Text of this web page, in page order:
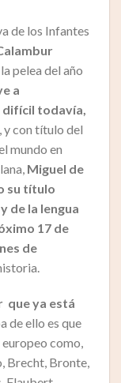
de los Infantes
pelea del año
a
todavía,
y con título del
mundo en
Miguel de
su título
de la lengua
17 de
de
que ya está
de ello es que
como,
Brecht, Bronte,